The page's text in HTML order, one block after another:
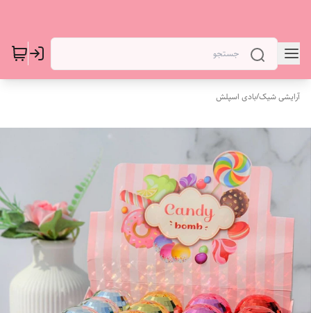
آرایشی شیک/بادی اسپلش